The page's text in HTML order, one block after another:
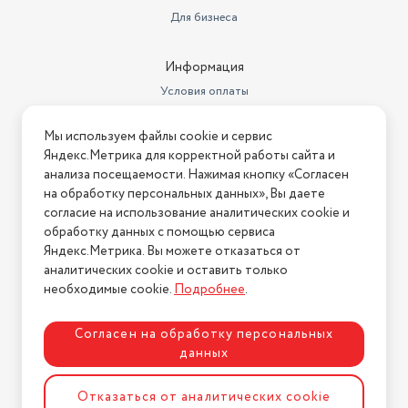
Минимальная поддерживаемая
черный
Разрешение
480x480
Минимальная поддерживаемая
версия iOS
9
Совместимость с ОС
Форма корпуса часов
круг
Цвет браслета/ремешка
черный
Размер корпуса
46 мм
Для бизнеса
Информация
Условия оплаты
Условия возврата
Нашли ошибку на сайте? Напишите нам
2026 © Интернет-магазин "АстМаркет". У нас есть всё!
Политика конфиденциальности
Разработка сайтаASTDESIGN
Мы используем файлы cookie и сервис
Яндекс.Метрика для корректной работы сайта и
анализа посещаемости. Нажимая кнопку «Согласен
на обработку персональных данных», Вы даете
согласие на использование аналитических cookie и
обработку данных с помощью сервиса
Яндекс.Метрика. Вы можете отказаться от
аналитических cookie и оставить только
необходимые cookie.Подробнее.
Согласен на обработку персональных
данных
Отказаться от аналитических cookie